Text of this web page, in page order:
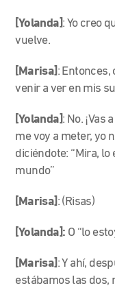
[Yolanda]: Yo creo
vuelve.
[Marisa] : Entonces,
venir a ver en mis
[Yolanda]: No. ¡Vas
me voy a meter, yo
diciéndote: “Mira,
mundo”
[Marisa] : (Risas)
[Yolanda]: O “lo
[Marisa] : Y ahí,
estábamos las dos,